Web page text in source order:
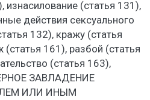
изнасилование (статья 131),
действия сексуального
132), кражу (статья
(статья 161), разбой (статья
(статья 163),
ЗАВЛАДЕНИЕ
ИЛИ ИНЫМ